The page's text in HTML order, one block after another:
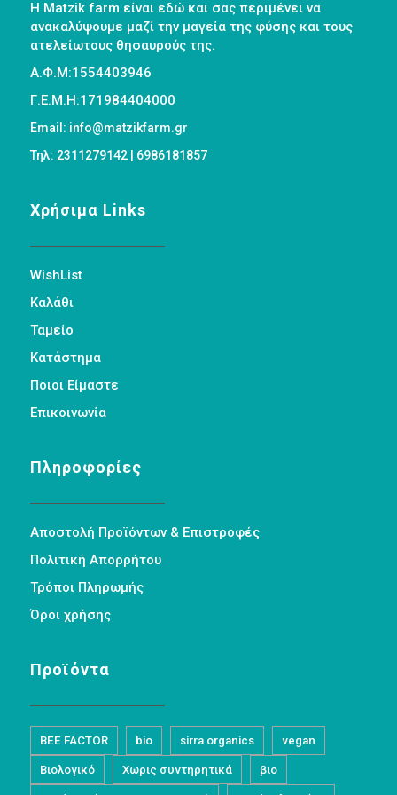
Η Matzik farm είναι εδώ και σας περιμένει να
ανακαλύψουμε μαζί την μαγεία της φύσης και τους
ατελείωτους θησαυρούς της.
Α.Φ.Μ:1554403946
Γ.Ε.Μ.Η:171984404000
Email: info@matzikfarm.gr
Τηλ: 2311279142 | 6986181857
Χρήσιμα Links
WishList
Καλάθι
Ταμείο
Κατάστημα
Ποιοι Είμαστε
Επικοινωνία
Πληροφορίες
Αποστολή Προϊόντων & Επιστροφές
Πολιτική Απορρήτου
Τρόποι Πληρωμής
Όροι χρήσης
Προϊόντα
BEE FACTOR bio sirra organics vegan
Βιολογικό Χωρις συντηρητικά βιο